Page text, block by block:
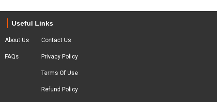
Useful Links
About Us
FAQs
Contact Us
Privacy Policy
Terms Of Use
Refund Policy